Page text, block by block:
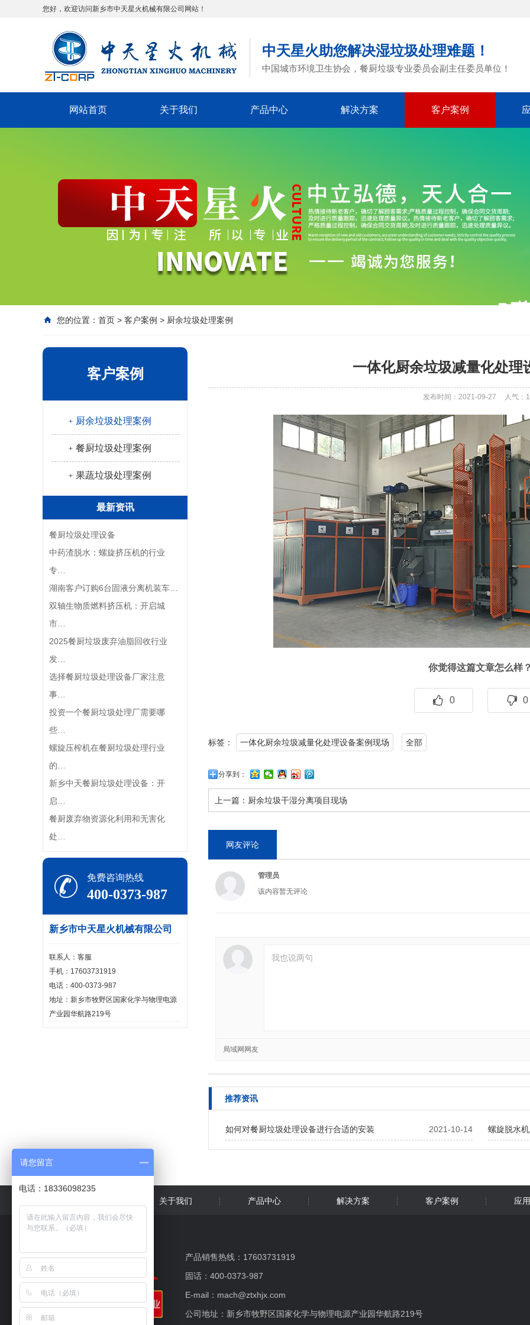
您好，欢迎访问新乡市中天星火机械有限公司网站！
中天星火助您解决湿垃圾处理难题！
中国城市环境卫生协会，餐厨垃圾专业委员会副主任委员单位！
网站首页 关于我们 产品中心 解决方案 客户案例
您的位置： 首页 > 客户案例 > 厨余垃圾处理案例
客户案例
﹢厨余垃圾处理案例
﹢餐厨垃圾处理案例
﹢果蔬垃圾处理案例
最新资讯
餐厨垃圾处理设备
中药渣脱水：螺旋挤压机的行业
专…
湖南客户订购6台固液分离机装车…
双轴生物质燃料挤压机：开启城
市…
2025餐厨垃圾废弃油脂回收行业
发…
选择餐厨垃圾处理设备厂家注意
事…
投资一个餐厨垃圾处理厂需要哪
些…
螺旋压榨机在餐厨垃圾处理行业
的…
新乡中天餐厨垃圾处理设备：开
启…
餐厨废弃物资源化利用和无害化
处…
免费咨询热线
400-0373-987
新乡市中天星火机械有限公司
联系人：客服
手机：17603731919
电话：400-0373-987
地址：新乡市牧野区国家化学与物理电源
产业园华航路219号
一体化厨余垃圾减量化处理
发布时间：2021-09-27 人气：
你觉得这篇文章怎么样？
0 0
标签： 一体化厨余垃圾减量化处理设备案例现场 全部
分享到：
上一篇： 厨余垃圾干湿分离项目现场
网友评论
管理员
该内容暂无评论
局域网网友
推荐资讯
2021-10-14
如何对餐厨垃圾处理设备进行合适的安装 螺旋脱水机
关于我们 产品中心 解决方案 客户案例 应
产品销售热线：17603731919
固话：400-0373-987
E-mail：mach@ztxhjx.com
公司地址：新乡市牧野区国家化学与物理电源产业园华航路219号
请您留言
电话：18336098235